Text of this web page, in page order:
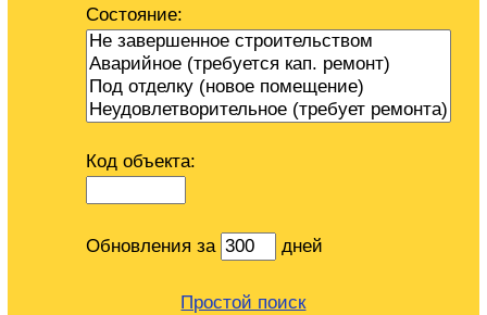
Состояние:
Код объекта:
Обновления за дней
Простой поиск